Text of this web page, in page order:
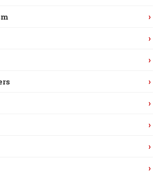
›
›
›
›
›
›
›
›